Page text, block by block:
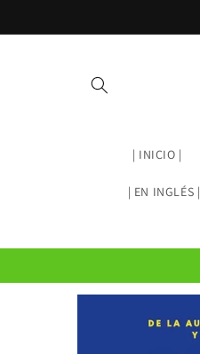
| INICIO |
| EN INGLÉS |
Ir
directamente
información